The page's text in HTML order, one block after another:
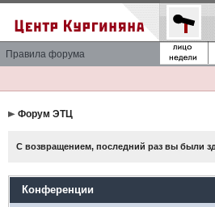
Правила форума
Форум ЭТЦ
С возвращением, последний раз вы были
Конференции